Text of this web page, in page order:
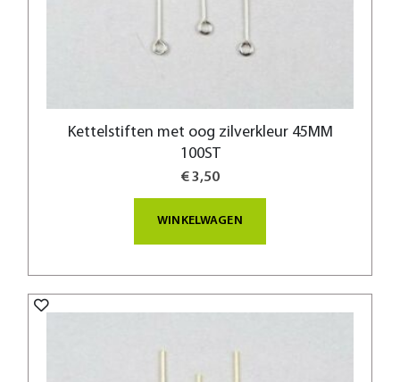
Kettelstiften met oog zilverkleur 45MM
100ST
€ 3,50
WINKELWAGEN